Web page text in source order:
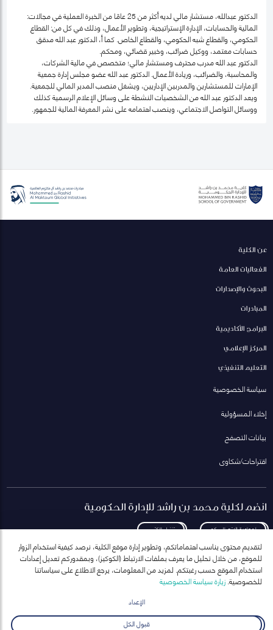
الدكتور عبدالله، مستشار مالي لديه أكثر من 25 عامًا من الخبرة العملية في مجالات:
المالية والحسابات، الإدارة الإستراتيجية، وتطوير الأعمال، وذلك في كل من: القطاع
الحكومي، والقطاع شبه الحكومي، والقطاع الخاص. كما أ، الدكتور عبد الله مدقق
حسابات معتمد، ووكيل ضرائب، وخبير قضائي، ومحكم.
الدكتور عبد الله مدرب محترف ومستشار مالي؛ متخصص في مالية الشركات،
والمحاسبة، والضرائب، وريادة الأعمال. الدكتور عبد الله عضو مجلس إدارة جمعية
الإمارات للمستشارين والمدربين الإداريين، ويشغل منصب المدير المالي للجمعية.
ويعد الدكتور عبد الله من الشخصيات النشطة على وسائل الإعلام الرسمية كذلك
ووسائل التواصل الاجتماعي، وينصب اهتمامه على نشر المعرفة المالية للجمهور.
عن الكلية
الفعاليات العامة
البحوث والإصدارات
المبادرات
البرامج الأكاديمية
المركز الإعلامي
التعليم التنفيذي
سياسة الخصوصية
إخلاء المسؤولية
بيانات التصفح
اقتراحات/شكاوى
انضم لكلية محمد بن راشد للإدارة الحكومية
لمعاودة الاتصال بكم تنزيل الكتيب
انضم إلى قائمة مراسلاتنا
ارسال
لتقديم محتوى يناسب اهتماماتكم، وتطوير إدارة موقع الكلية، نرصد كيفية استخدام الزوار
للموقع، من خلال تحليل ما يعرف بملفات الارتباط (الكوكيز)، وبمقدوركم تعديل إعدادات
استخدام الموقع حسب رغبتكم. لمزيد من المعلومات، يرجع الاطلاع على سياساتنا
للخصوصية.زيارة سياسة الخصوصية
الإعداد
قبول الكل